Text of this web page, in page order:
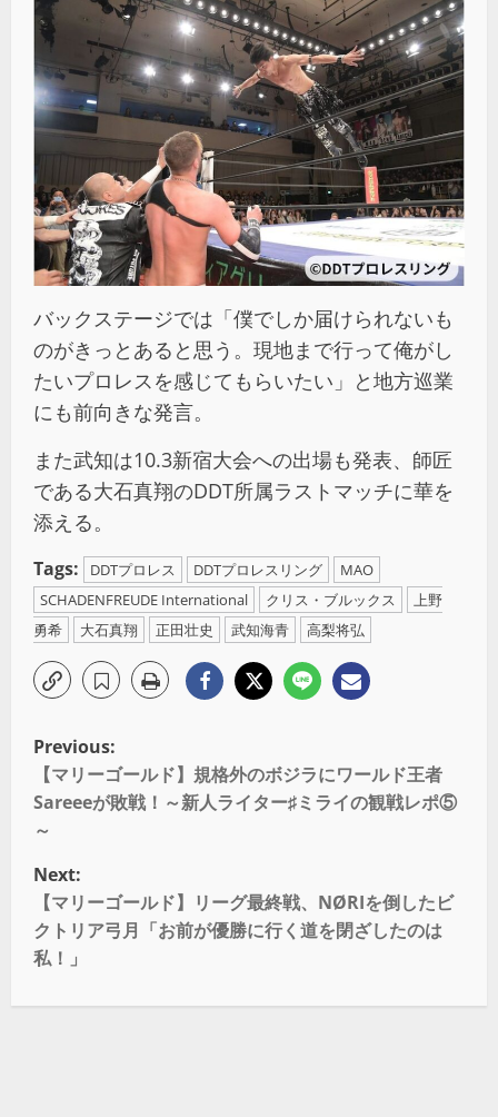
バックステージでは「僕でしか届けられないも
のがきっとあると思う。現地まで行って俺がし
たいプロレスを感じてもらいたい」と地方巡業
にも前向きな発言。
また武知は10.3新宿大会への出場も発表、師匠
である大石真翔のDDT所属ラストマッチに華を
添える。
Tags: DDTプロレス DDTプロレスリング
MAO
SCHADENFREUDE International
クリス・ブルックス
上野
勇希
大石真翔 正田壮史 武知海青 高梨将弘
Previous:
【マリーゴールド】規格外のボジラにワールド王者
Sareeeが敗戦！～新人ライター♯ミライの観戦レポ⑤
～
Next:
【マリーゴールド】リーグ最終戦、NØRIを倒したビ
クトリア弓月「お前が優勝に行く道を閉ざしたのは
私！」